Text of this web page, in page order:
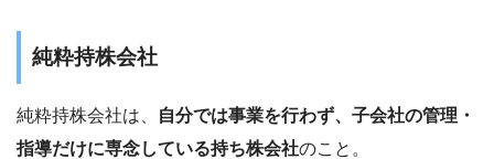
純粋持株会社
純粋持株会社は、
自分では事業を行わず、子会社の管理・
指導だけに専念している持ち株会社のこと。